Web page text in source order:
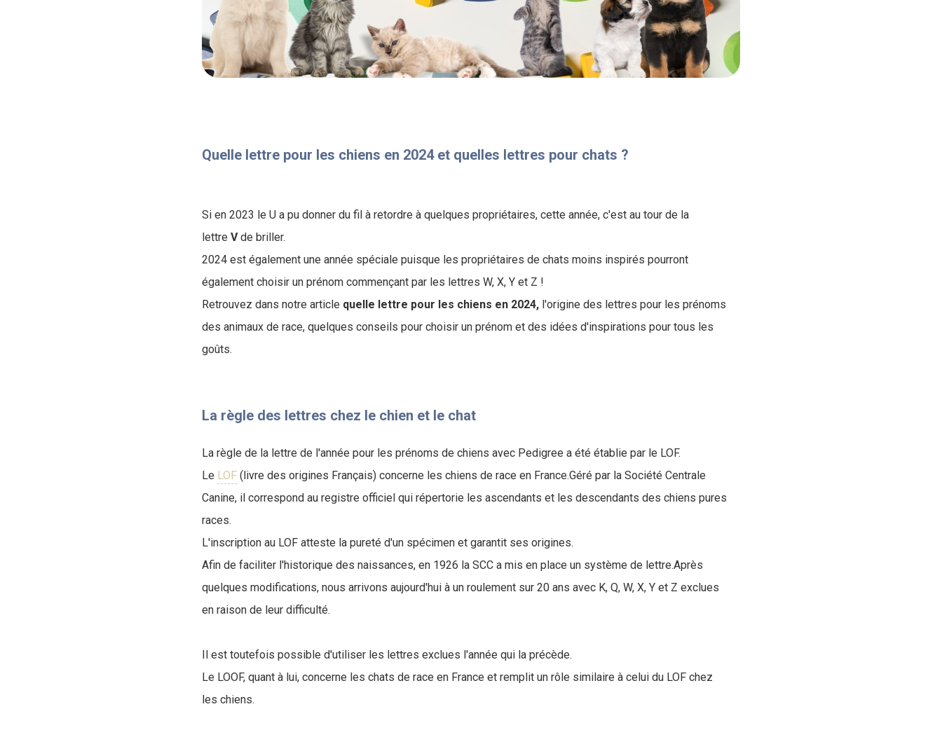
Quelle lettre pour les chiens en 2024 et quelles lettres pour chats ?
Si en 2023 le U a pu donner du fil à retordre à quelques propriétaires, cette année, c'est au tour de la
lettre Vde briller.
2024 est également une année spéciale puisque les propriétaires de chats moins inspirés pourront
également choisir un prénom commençant par les lettres W, X, Y et Z !
Retrouvez dans notre article quelle lettre pour les chiens en 2024, l'origine des lettres pour les prénoms
des animaux de race, quelques conseils pour choisir un prénom et des idées d'inspirations pour tous les
goûts.
La règle des lettres chez le chien et le chat
La règle de la lettre de l'année pour les prénoms de chiens avec Pedigree a été établie par le LOF.
Le LOF (livre des origines Français) concerne les chiens de race en France.Géré par la Société Centrale
Canine, il correspond au registre officiel qui répertorie les ascendants et les descendants des chiens pures
races.
L'inscription au LOF atteste la pureté d'un spécimen et garantit ses origines.
Afin de faciliter l'historique des naissances, en 1926 la SCC a mis en place un système de lettre.Après
quelques modifications, nous arrivons aujourd'hui à un roulement sur 20 ans avec K, Q, W, X, Y et Z exclues
en raison de leur difficulté.
Il est toutefois possible d'utiliser les lettres exclues l'année qui la précède.
Le LOOF, quant à lui, concerne les chats de race en France et remplit un rôle similaire à celui du LOF chez
les chiens.